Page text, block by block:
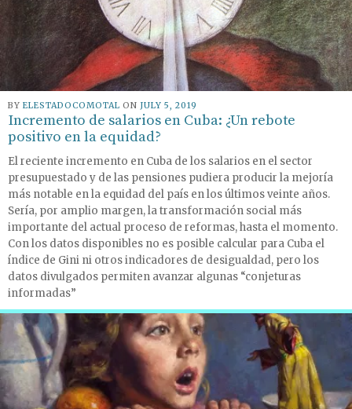
BY ELESTADOCOMOTAL ON JULY 5, 2019
Incremento de salarios en Cuba: ¿Un rebote
positivo en la equidad?
El reciente incremento en Cuba de los salarios en el sector
presupuestado y de las pensiones pudiera producir la mejoría
más notable en la equidad del país en los últimos veinte años.
Sería, por amplio margen, la transformación social más
importante del actual proceso de reformas, hasta el momento.
Con los datos disponibles no es posible calcular para Cuba el
índice de Gini ni otros indicadores de desigualdad, pero los
datos divulgados permiten avanzar algunas “conjeturas
informadas”